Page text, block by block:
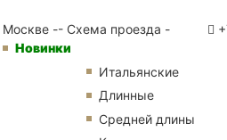
Москве -- Схема проезда -
Новинки
Итальянские
Длинные
Средней длины